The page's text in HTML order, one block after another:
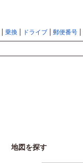
乗換 ドライブ 郵便番号
地図を探す